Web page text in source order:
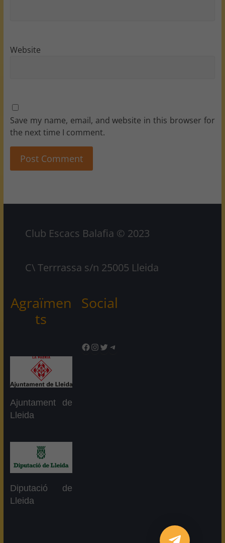
Website
Save my name, email, and website in this browser for
the next time I comment.
Club Escacs Balafia © 2023
C\ Terrrassa s/n 25005 Lleida
Agraïmen
ts
Ajuntament de
Lleida
Diputació de
Lleida
Social
Facebook
Instagram
TwitterTelegram